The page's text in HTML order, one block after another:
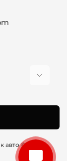
авто © 2026